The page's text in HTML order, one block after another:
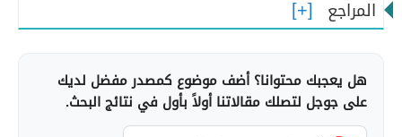
المراجع
هل يعجبك محتوانا؟ أضف موضوع كمصدر مفضل لديك
على جوجل لتصلك مقالاتنا أولاً بأول في نتائج البحث.